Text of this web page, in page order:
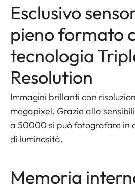
Esclusivo
pieno formato
tecnologia
Resolution
Immagini brillanti con
megapixel. Grazie alla
a 50000 si può fotografare in
di luminosità.
Memoria